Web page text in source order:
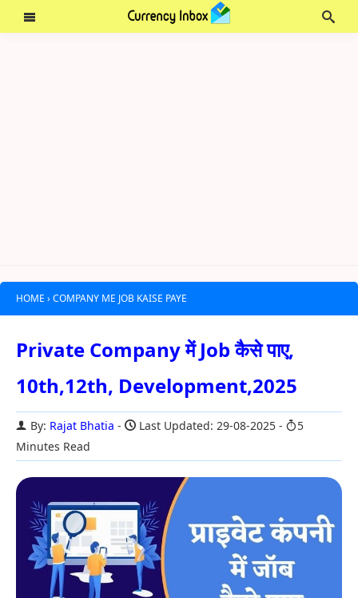
HOME › COMPANY ME JOB KAISE PAYE
Private Company में Job कैसे पाए,
10th,12th, Development,2025
By: Rajat Bhatia Last Updated: 29-08-2025
5
Minutes Read